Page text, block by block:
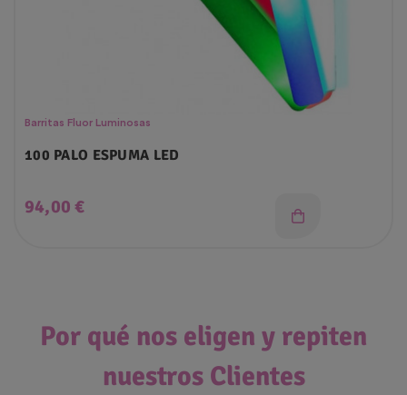
Barritas Fluor Luminosas
100 PALO ESPUMA LED
Precio
94,00 €
Por qué nos eligen y repiten
nuestros Clientes